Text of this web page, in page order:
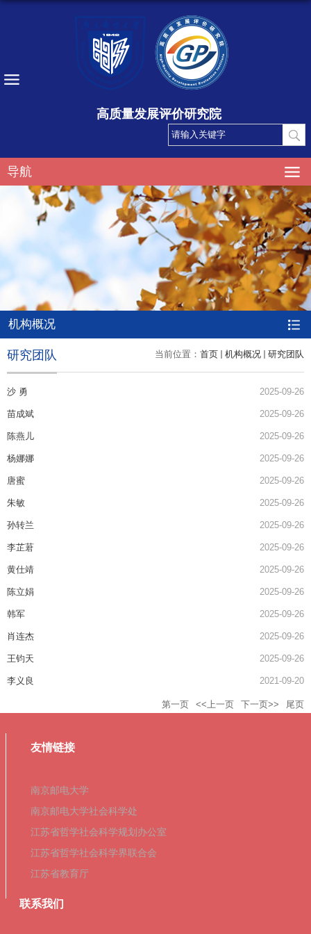
高质量发展评价研究院
导航
机构概况
当前位置： 首页 机构概况 研究团队
研究团队
沙 勇 2025-09-26
苗成斌 2025-09-26
陈燕儿 2025-09-26
杨娜娜 2025-09-26
唐蜜 2025-09-26
朱敏 2025-09-26
孙转兰 2025-09-26
李芷莙 2025-09-26
黄仕靖 2025-09-26
陈立娟 2025-09-26
韩军 2025-09-26
肖连杰 2025-09-26
王钧天 2025-09-26
李义良 2021-09-20
第一页 <<上一页 下一页>> 尾页
友情链接
南京邮电大学
南京邮电大学社会科学处
江苏省哲学社会科学规划办公室
江苏省哲学社会科学界联合会
江苏省教育厅
联系我们